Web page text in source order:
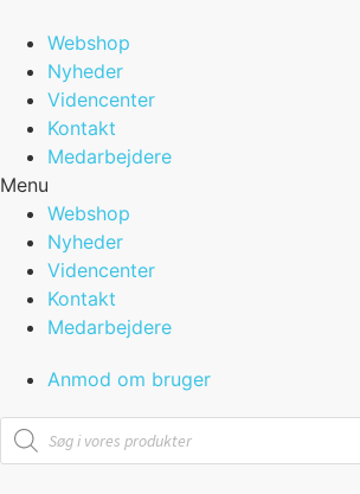
indhold
Webshop
Nyheder
Videncenter
Kontakt
Medarbejdere
Menu
Webshop
Nyheder
Videncenter
Kontakt
Medarbejdere
Anmod om bruger
Products
search